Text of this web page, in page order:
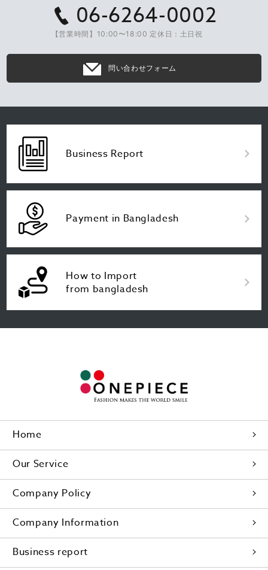
06-6264-0002
【営業時間】10:00〜18:00 定休日：土日祝
問い合わせフォーム
Business Report
Payment in Bangladesh
How to Import
from bangladesh
Home
Our Service
Company Policy
Company Information
Business report